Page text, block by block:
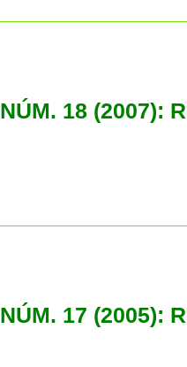
NÚM. 18 (2007):
NÚM. 17 (2005):